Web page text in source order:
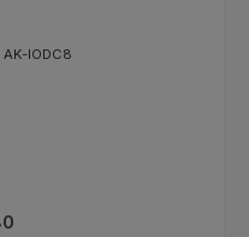
AK-IODC8
prijs: